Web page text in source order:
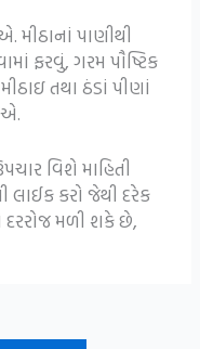
મીઠાનાં પાણીથી
ફરવું, ગરમ પૌષ્ટિક
તથા ઠંડાં પીણાં
વિશે માહિતી
કરો જેથી દરેક
દરરોજ મળી શકે છે,